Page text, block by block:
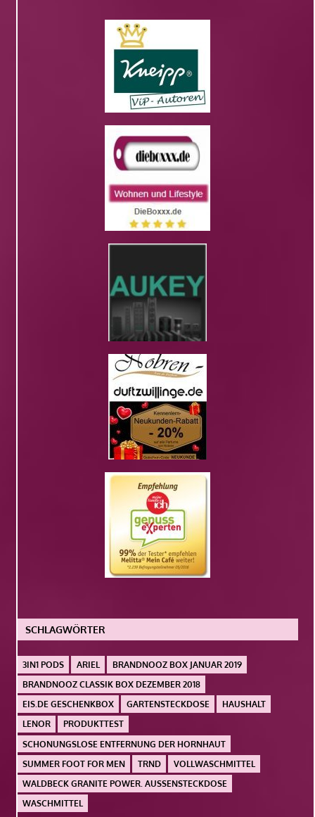
SCHLAGWÖRTER
3IN1 PODS ARIEL
BRANDNOOZ BOX JANUAR 2019
BRANDNOOZ CLASSIK BOX DEZEMBER 2018
EIS.DE GESCHENKBOX
GARTENSTECKDOSE
HAUSHALT
LENOR
PRODUKTTEST
SCHONUNGSLOSE ENTFERNUNG DER HORNHAUT
SUMMER FOOT FOR MEN
TRND
VOLLWASCHMITTEL
WALDBECK GRANITE POWER. AUSSENSTECKDOSE
WASCHMITTEL